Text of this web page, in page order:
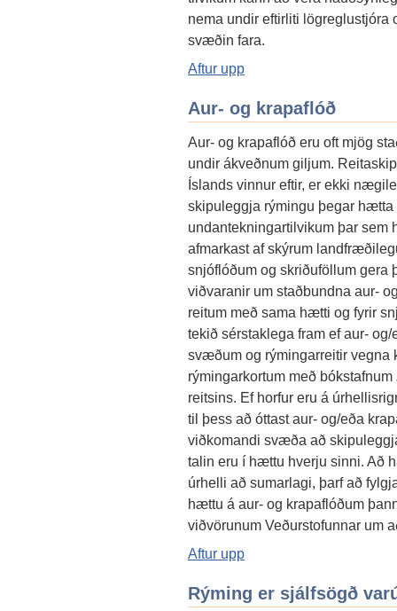
nema undir eftirliti lögreglustjóra
svæðin fara.
Aftur upp
Aur- og krapaflóð
Aur- og krapaflóð eru oft mjög
undir ákveðnum giljum.
Íslands vinnur eftir, er ekki
skipuleggja rýmingu þegar
undantekningartilvikum þar sem
afmarkast af skýrum
snjóflóðum og skriðuföllum gera
viðvaranir um staðbundna aur-
reitum með sama hætti og fyrir
tekið sérstaklega fram ef aur-
svæðum og rýmingarreitir vegna
rýmingarkortum með
reitsins. Ef horfur eru á
til þess að óttast aur- og/eða
viðkomandi svæða að
talin eru í hættu hverju sinni. Að
úrhelli að sumarlagi, þarf að
hættu á aur- og krapaflóðum
viðvörunum Veðurstofunnar um
Aftur upp
Rýming er sjálfsögð